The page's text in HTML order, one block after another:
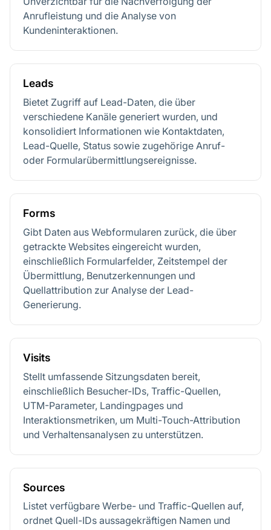
Anrufleistung und die Analyse von
Kundeninteraktionen.
Leads
Bietet Zugriff auf Lead-Daten, die über
verschiedene Kanäle generiert wurden, und
konsolidiert Informationen wie Kontaktdaten,
Lead-Quelle, Status sowie zugehörige Anruf-
oder Formularübermittlungsereignisse.
Forms
Gibt Daten aus Webformularen zurück, die über
getrackte Websites eingereicht wurden,
einschließlich Formularfelder, Zeitstempel der
Übermittlung, Benutzerkennungen und
Quellattribution zur Analyse der Lead-
Generierung.
Visits
Stellt umfassende Sitzungsdaten bereit,
einschließlich Besucher-IDs, Traffic-Quellen,
UTM-Parameter, Landingpages und
Interaktionsmetriken, um Multi-Touch-Attribution
und Verhaltensanalysen zu unterstützen.
Sources
Listet verfügbare Werbe- und Traffic-Quellen auf,
ordnet Quell-IDs aussagekräftigen Namen und